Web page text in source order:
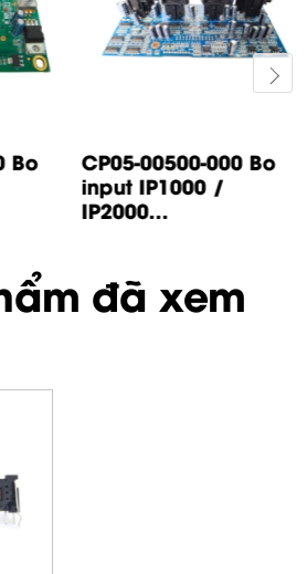
CP05-00500-000 Bo
input IP1000 /
IP2000...
đã xem